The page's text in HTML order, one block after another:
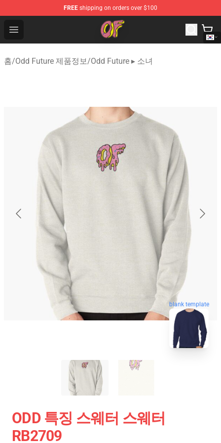
FREE shipping on orders over $100
Open menu
Odd Future Shop - Official Odd Future Merchandise Store
홈/Odd Future 제품정보/Odd Future ▸ 소녀
blank template
ODD 특징 스웨터 스웨터
RB2709